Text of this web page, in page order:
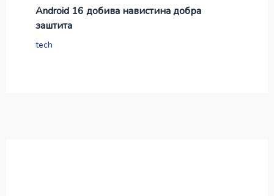
Android 16 добива навистина добра
заштита
tech